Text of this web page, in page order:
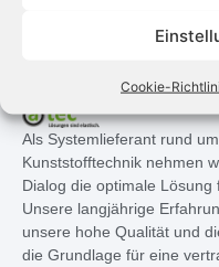
Cookie-
Als Systemlieferant rund
Kunststofftechnik nehmen
Dialog die optimale Lösung
Unsere langjährige
unsere hohe Qualität und
die Grundlage für eine